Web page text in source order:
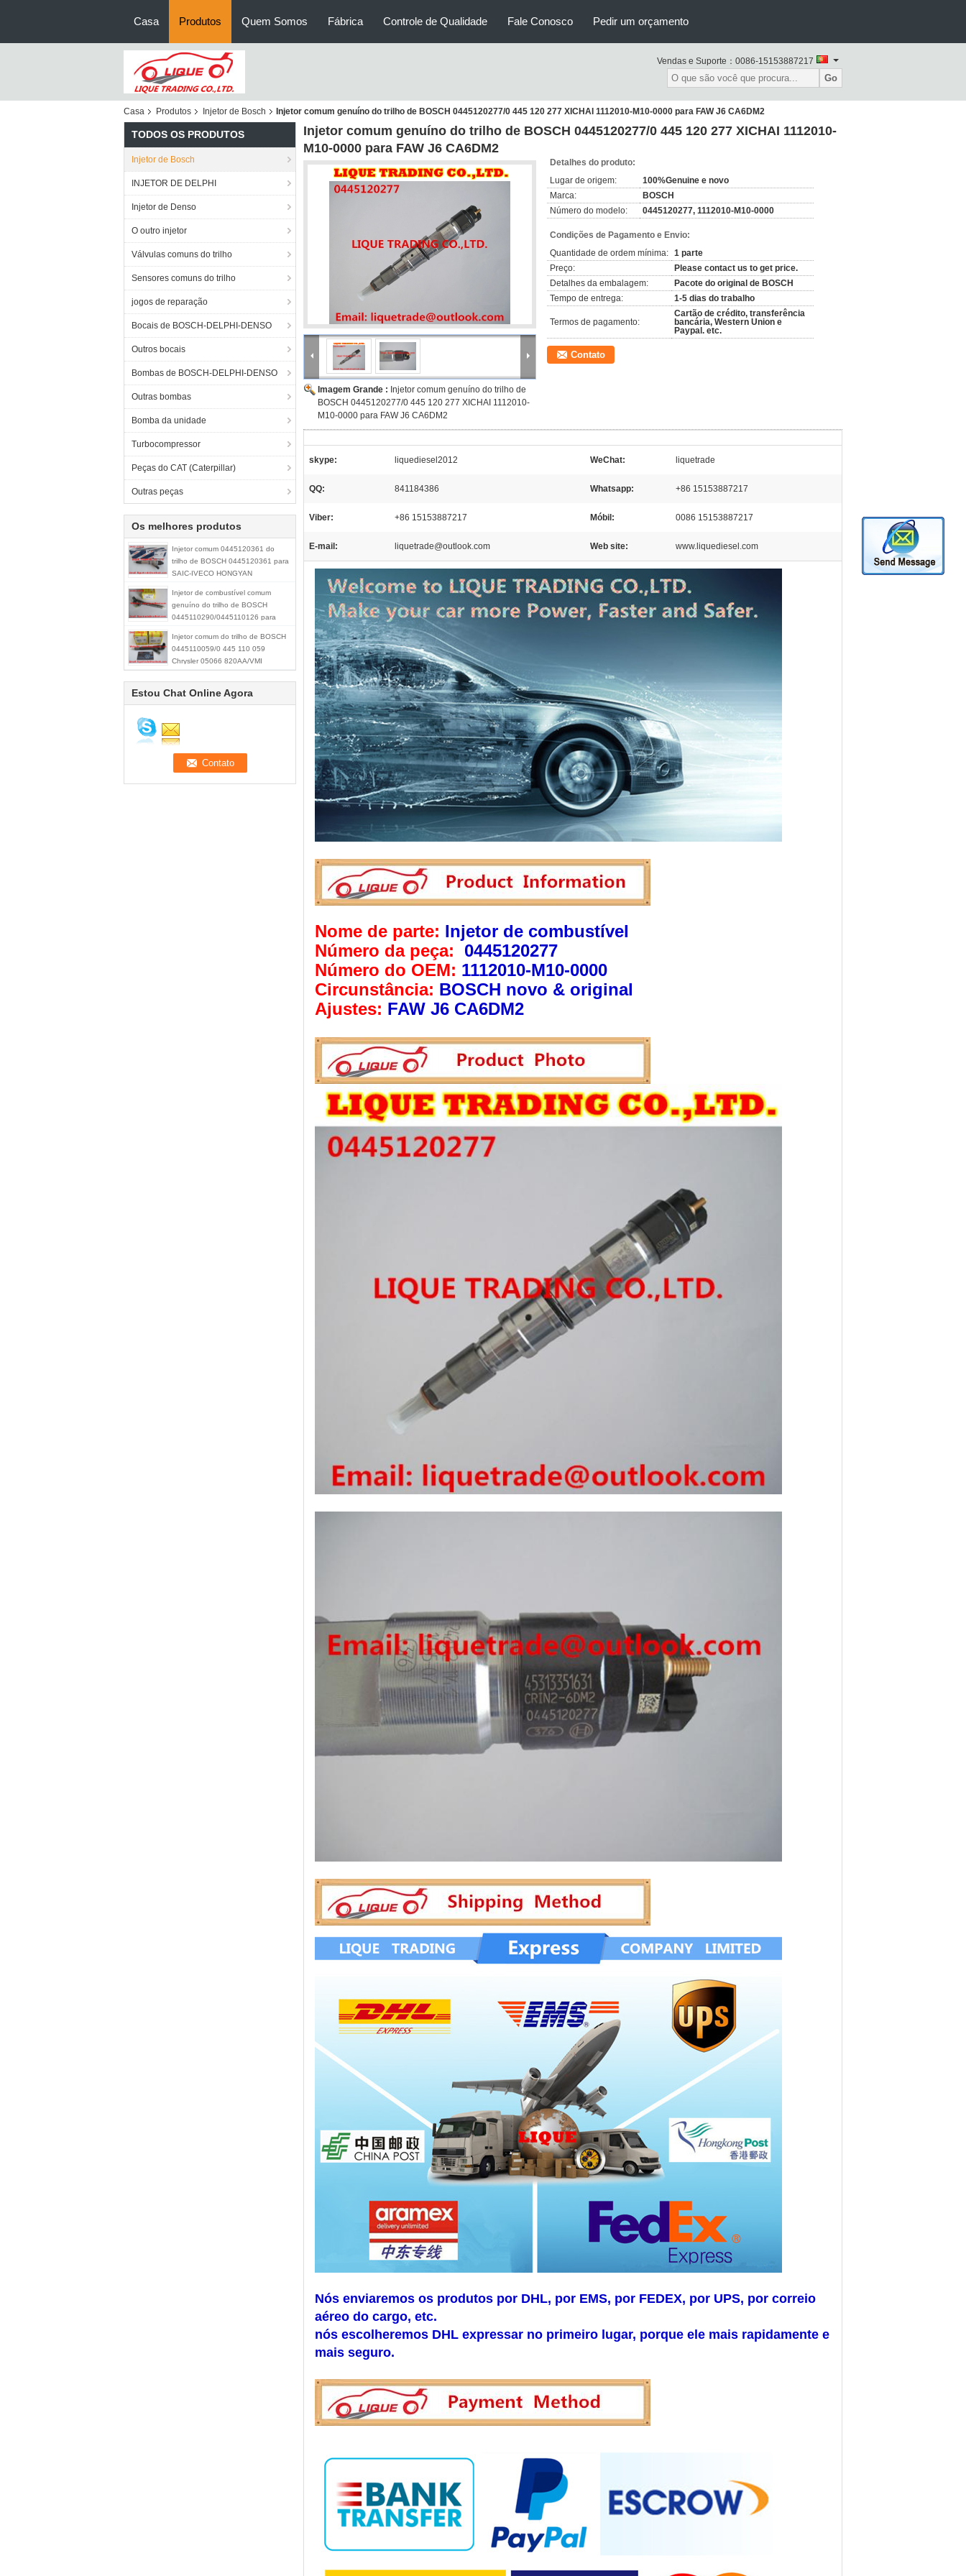
Casa Produtos Quem Somos Fábrica Controle de Qualidade Fale Conosco Pedir um orçamento
Vendas e Suporte： 0086-15153887217
Go
Casa Produtos Injetor de Bosch Injetor comum genuíno do trilho de BOSCH 0445120277/0 445 120 277 XICHAI 1112010-M10-0000 para FAW J6 CA6DM2
TODOS OS PRODUTOS
Injetor de Bosch
INJETOR DE DELPHI
Injetor de Denso
O outro injetor
Válvulas comuns do trilho
Sensores comuns do trilho
jogos de reparação
Bocais de BOSCH-DELPHI-DENSO
Outros bocais
Bombas de BOSCH-DELPHI-DENSO
Outras bombas
Bomba da unidade
Turbocompressor
Peças do CAT (Caterpillar)
Outras peças
Os melhores produtos
Injetor comum 0445120361 do
trilho de BOSCH 0445120361 para
SAIC-IVECO HONGYAN
Injetor de combustível comum
genuíno do trilho de BOSCH
0445110290/0445110126 para
21900/33800-27000
Injetor comum do trilho de BOSCH
0445110059/0 445 110 059
Chrysler 05066 820AA/VMI
15062036F
Estou Chat Online Agora
Injetor comum genuíno do trilho de BOSCH 0445120277/0 445 120 277 XICHAI 1112010-
M10-0000 para FAW J6 CA6DM2
Imagem Grande : Injetor comum genuíno do trilho de
BOSCH 0445120277/0 445 120 277 XICHAI 1112010-
M10-0000 para FAW J6 CA6DM2
Detalhes do produto:
Lugar de origem:
100%Genuine e novo
Marca:
BOSCH
Número do modelo:
0445120277, 1112010-M10-0000
Condições de Pagamento e Envio:
Quantidade de ordem mínima: 1 parte
Preço:
Please contact us to get price.
Detalhes da embalagem:
Pacote do original de BOSCH
Tempo de entrega:
1-5 dias do trabalho
Termos de pagamento:
Cartão de crédito, transferência
bancária, Western Union e
Paypal. etc.
Contato
skype: liquediesel2012 WeChat: liquetrade
QQ: 841184386 Whatsapp: +86 15153887217
Viber: +86 15153887217 Móbil: 0086 15153887217
E-mail: liquetrade@outlook.com Web site: www.liquediesel.com
Nome de parte: Injetor de combustível
Número da peça:
0445120277
Número do OEM: 1112010-M10-0000
Circunstância: BOSCH novo & original
Ajustes: FAW J6 CA6DM2
Nós enviaremos os produtos por DHL, por EMS, por FEDEX, por UPS, por correio
aéreo do cargo, etc.
nós escolheremos DHL expressar no primeiro lugar, porque ele mais rapidamente e
mais seguro.